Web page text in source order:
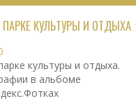
КУЛЬТУРЫ И ОТДЫХА
культуры и отдыха.
в альбоме